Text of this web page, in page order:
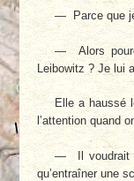
— Parce que
— Alors
Leibowitz ? Je lui
Elle a haussé
l’attention quand
— Il voudrait
qu’entraîner une